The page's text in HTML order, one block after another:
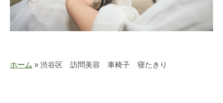
ホーム » 渋谷区 訪問美容 車椅子 寝たきり